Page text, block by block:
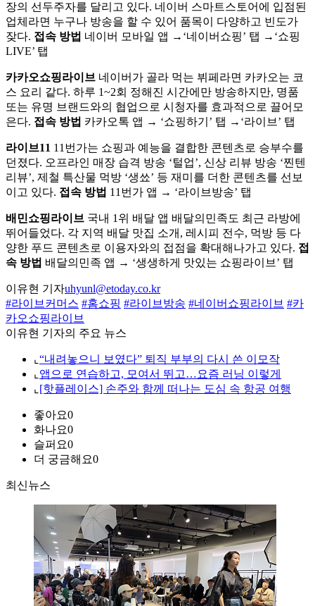
장의 선두주자를 달리고 있다. 네이버 스마트스토어에 입점된
업체라면 누구나 방송을 할 수 있어 품목이 다양하고 빈도가
잦다. 접속 방법 네이버 모바일 앱 →‘네이버쇼핑’ 탭 →‘쇼핑
LIVE’ 탭
카카오쇼핑라이브 네이버가 골라 먹는 뷔페라면 카카오는 코
스 요리 같다. 하루 1~2회 정해진 시간에만 방송하지만, 명품
또는 유명 브랜드와의 협업으로 시청자를 효과적으로 끌어모
은다. 접속 방법 카카오톡 앱 → ‘쇼핑하기’ 탭 →‘라이브’ 탭
라이브11 11번가는 쇼핑과 예능을 결합한 콘텐츠로 승부수를
던졌다. 오프라인 매장 습격 방송 ‘털업’, 신상 리뷰 방송 ‘찐텐
리뷰’, 제철 특산물 먹방 ‘생쑈’ 등 재미를 더한 콘텐츠를 선보
이고 있다. 접속 방법 11번가 앱 → ‘라이브방송’ 탭
배민쇼핑라이브 국내 1위 배달 앱 배달의민족도 최근 라방에
뛰어들었다. 각 지역 배달 맛집 소개, 레시피 전수, 먹방 등 다
양한 푸드 콘텐츠로 이용자와의 접점을 확대해나가고 있다. 접
속 방법 배달의민족 앱 → ‘생생하게 맛있는 쇼핑라이브’ 탭
이유현 기자uhyunl@etoday.co.kr
#라이브커머스 #홈쇼핑 #라이브방송 #네이버쇼핑라이브 #카
카오쇼핑라이브
이유현 기자의 주요 뉴스
⌞ “내려놓으니 보였다” 퇴직 부부의 다시 쓴 이모작
⌞ 앱으로 연습하고, 모여서 뛰고…요즘 러닝 이렇게
⌞ [핫플레이스] 손주와 함께 떠나는 도심 속 항공 여행
좋아요0
화나요0
슬퍼요0
더 궁금해요0
최신뉴스